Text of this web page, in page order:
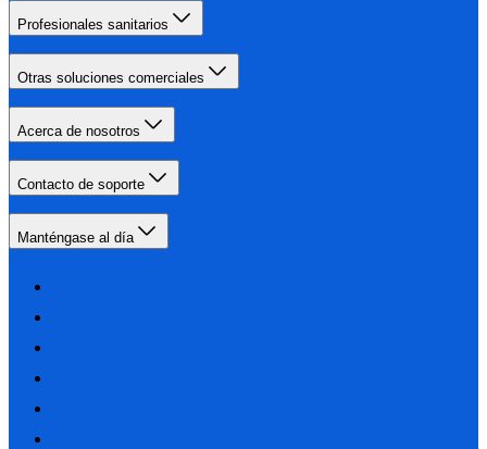
Profesionales sanitarios
Otras soluciones comerciales
Acerca de nosotros
Contacto de soporte
Manténgase al día